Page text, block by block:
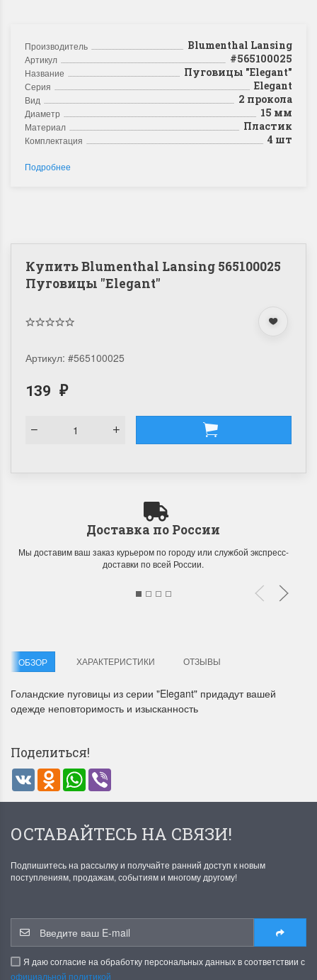
Летние Скидки
!! СКИДКА 20% ‼️ с 1 до 3 июня в
честь первого летнего дня
Чудетство...
ПОДРОБНЕЕ
На сайте пополнение
Спешите купить...
ПОДРОБНЕЕ
Производитель Blumenthal Lansing
Артикул #565100025
Название Пуговицы "Elegant"
Серия Elegant
Вид 2 прокола
Диаметр 15 мм
Материал Пластик
Комплектация 4 шт
Подробнее
Купить Blumenthal Lansing 565100025
Пуговицы "Elegant"
Артикул: #565100025
139 ₽
Доставка по России
Мы доставим ваш заказ курьером по городу или службой экспресс-
доставки по всей России.
ОБЗОР ХАРАКТЕРИСТИКИ ОТЗЫВЫ
Голандские пуговицы из серии "Elegant" придадут вашей
одежде неповторимость и изысканность
Поделиться!
VK Odnoklassniki
WhatsApp
ОСТАВАЙТЕСЬ НА СВЯЗИ!
Подпишитесь на рассылку и получайте ранний доступ к новым
поступлениям, продажам, событиям и многому другому!
Я даю согласие на обработку персональных данных в соответствии с
официальной политикой